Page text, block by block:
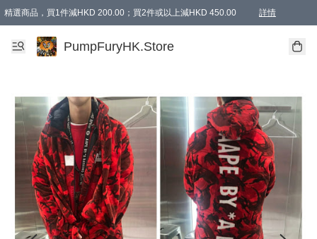
精選商品，買1件減HKD 200.00；買2件或以上減HKD 450.00 詳情
AAPE商品,會員專享9折或以上（按會員等級）AAPE products, members can
精選商品，任選買2件或以上減HKD 100.00
購物滿 HKD 800.00即享免運費優惠！（適用於 特定的送貨方式 )
PumpFuryHK.Store